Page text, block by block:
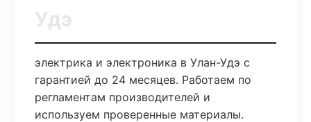
Удэ
электрика и электроника в Улан-Удэ с
гарантией до 24 месяцев. Работаем по
регламентам производителей и
используем проверенные материалы.